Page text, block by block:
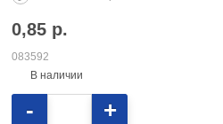
0,85 р.
083592
В наличии
- +